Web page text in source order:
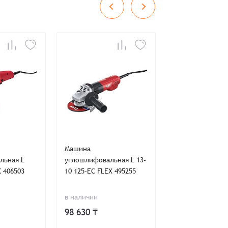
0 ₸
Публичной оферты
L
406503
Машина
углошлифовальная L 13-
10 125-EC FLEX 495255
в наличии
98 630 ₸